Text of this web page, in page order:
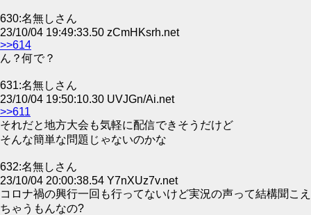
630:名無しさん
23/10/04 19:49:33.50 zCmHKsrh.net
>>614
ん？何で？
631:名無しさん
23/10/04 19:50:10.30 UVJGn/Ai.net
>>611
それだと地方大会も気軽に配信できそうだけど
そんな簡単な問題じゃないのかな
632:名無しさん
23/10/04 20:00:38.54 Y7nXUz7v.net
コロナ禍の興行一回も行ってないけど実況の声って結構聞こえ
ちゃうもんなの?